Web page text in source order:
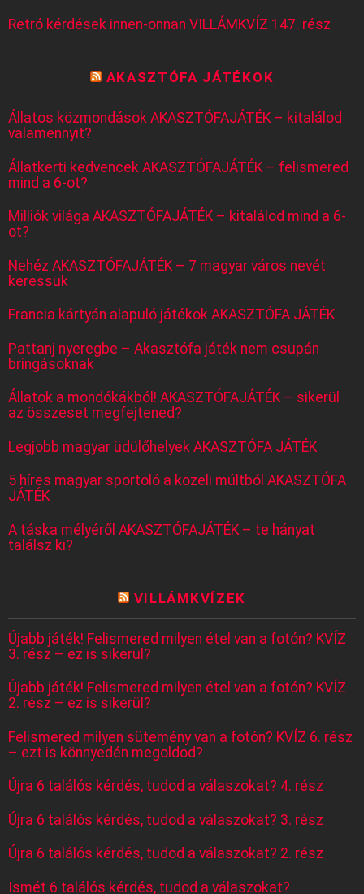
Retró kérdések innen-onnan VILLÁMKVÍZ 147. rész
AKASZTÓFA JÁTÉKOK
Állatos közmondások AKASZTÓFAJÁTÉK – kitalálod
valamennyit?
Állatkerti kedvencek AKASZTÓFAJÁTÉK – felismered
mind a 6-ot?
Milliók világa AKASZTÓFAJÁTÉK – kitalálod mind a 6-
ot?
Nehéz AKASZTÓFAJÁTÉK – 7 magyar város nevét
keressük
Francia kártyán alapuló játékok AKASZTÓFA JÁTÉK
Pattanj nyeregbe – Akasztófa játék nem csupán
bringásoknak
Állatok a mondókákból! AKASZTÓFAJÁTÉK – sikerül
az összeset megfejtened?
Legjobb magyar üdülőhelyek AKASZTÓFA JÁTÉK
5 híres magyar sportoló a közeli múltból AKASZTÓFA
JÁTÉK
A táska mélyéről AKASZTÓFAJÁTÉK – te hányat
találsz ki?
VILLÁMKVÍZEK
Újabb játék! Felismered milyen étel van a fotón? KVÍZ
3. rész – ez is sikerül?
Újabb játék! Felismered milyen étel van a fotón? KVÍZ
2. rész – ez is sikerül?
Felismered milyen sütemény van a fotón? KVÍZ 6. rész
– ezt is könnyedén megoldod?
Újra 6 találós kérdés, tudod a válaszokat? 4. rész
Újra 6 találós kérdés, tudod a válaszokat? 3. rész
Újra 6 találós kérdés, tudod a válaszokat? 2. rész
Ismét 6 találós kérdés, tudod a válaszokat?